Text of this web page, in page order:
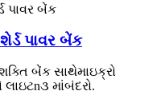
પાવર બેંક
બેંક સાથેમાઇક્રો
n૩ માંબંદરો.